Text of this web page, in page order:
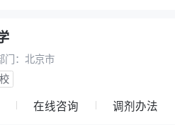
： 北京市
在线咨询 调剂办法